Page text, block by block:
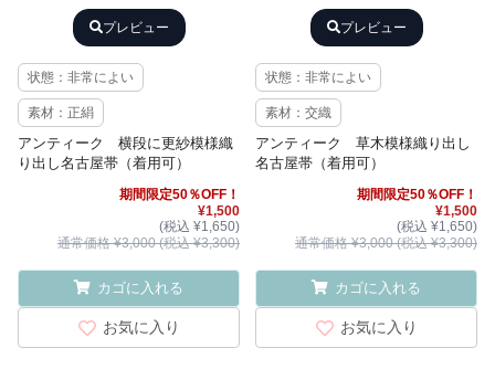
プレビュー
状態：非常によい
素材：正絹
アンティーク 横段に更紗模様織
り出し名古屋帯（着用可）
期間限定50％OFF！
¥1,500
(税込 ¥1,650)
通常価格 ¥3,000 (税込 ¥3,300)
カゴに入れる
お気に入り
プレビュー
状態：非常によい
素材：交織
アンティーク 草木模様織り出し
名古屋帯（着用可）
期間限定50％OFF！
¥1,500
(税込 ¥1,650)
通常価格 ¥3,000 (税込 ¥3,300)
カゴに入れる
お気に入り